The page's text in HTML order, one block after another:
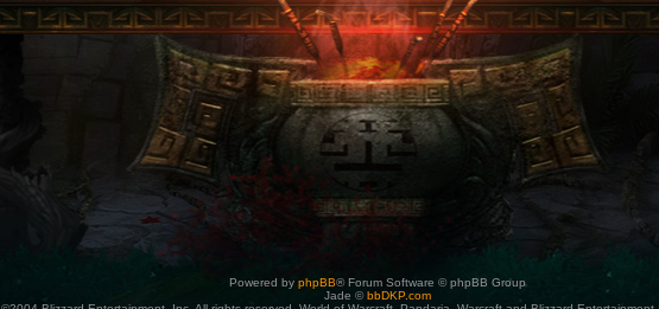
Powered by phpBB® Forum Software © phpBB Group
Jade ©bbDKP.com